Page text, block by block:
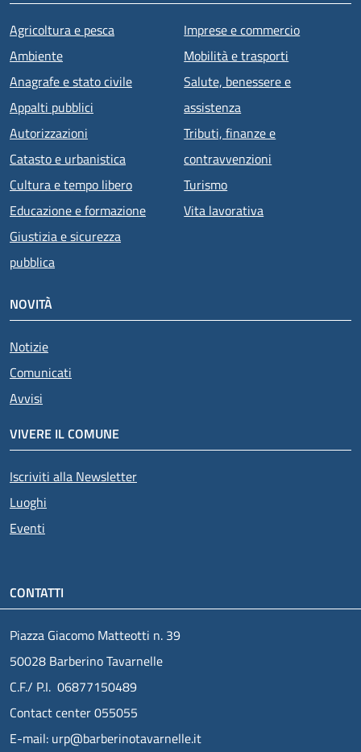
Agricoltura e pesca
Ambiente
Anagrafe e stato civile
Appalti pubblici
Autorizzazioni
Catasto e urbanistica
Cultura e tempo libero
Educazione e formazione
Giustizia e sicurezza
pubblica
Imprese e commercio
Mobilità e trasporti
Salute, benessere e
assistenza
Tributi, finanze e
contravvenzioni
Turismo
Vita lavorativa
NOVITÀ
Notizie
Comunicati
Avvisi
VIVERE IL COMUNE
Iscriviti alla Newsletter
Luoghi
Eventi
CONTATTI
Piazza Giacomo Matteotti n. 39
50028 Barberino Tavarnelle
C.F./ P.I. 06877150489
Contact center 055055
E-mail: urp@barberinotavarnelle.it